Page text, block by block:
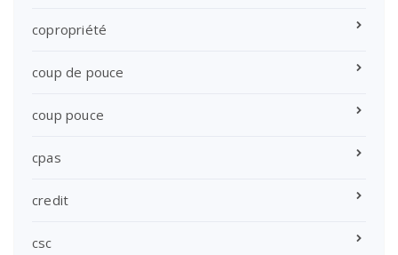
copropriété
coup de pouce
coup pouce
cpas
credit
csc